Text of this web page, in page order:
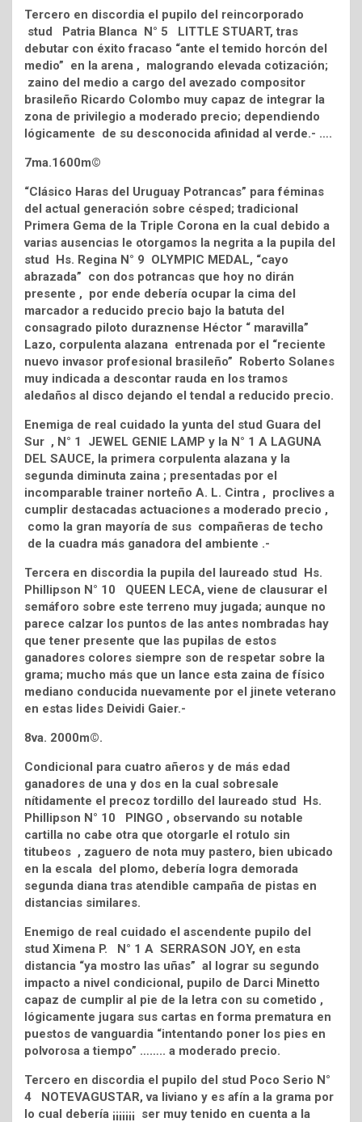
Tercero en discordia el pupilo del reincorporado
stud Patria Blanca N° 5 LITTLE STUART, tras
debutar con éxito fracaso “ante el temido horcón del
medio” en la arena , malogrando elevada cotización;
zaino del medio a cargo del avezado compositor
brasileño Ricardo Colombo muy capaz de integrar la
zona de privilegio a moderado precio; dependiendo
lógicamente de su desconocida afinidad al verde.- ….
7ma.1600m©
“Clásico Haras del Uruguay Potrancas” para féminas
del actual generación sobre césped; tradicional
Primera Gema de la Triple Corona en la cual debido a
varias ausencias le otorgamos la negrita a la pupila del
stud Hs. Regina N° 9 OLYMPIC MEDAL, “cayo
abrazada” con dos potrancas que hoy no dirán
presente , por ende debería ocupar la cima del
marcador a reducido precio bajo la batuta del
consagrado piloto duraznense Héctor “ maravilla”
Lazo, corpulenta alazana entrenada por el “reciente
nuevo invasor profesional brasileño” Roberto Solanes
muy indicada a descontar rauda en los tramos
aledaños al disco dejando el tendal a reducido precio.
Enemiga de real cuidado la yunta del stud Guara del
Sur , N° 1 JEWEL GENIE LAMP y la N° 1 A LAGUNA
DEL SAUCE, la primera corpulenta alazana y la
segunda diminuta zaina ; presentadas por el
incomparable trainer norteño A. L. Cintra , proclives a
cumplir destacadas actuaciones a moderado precio ,
como la gran mayoría de sus compañeras de techo
de la cuadra más ganadora del ambiente .-
Tercera en discordia la pupila del laureado stud Hs.
Phillipson N° 10 QUEEN LECA, viene de clausurar el
semáforo sobre este terreno muy jugada; aunque no
parece calzar los puntos de las antes nombradas hay
que tener presente que las pupilas de estos
ganadores colores siempre son de respetar sobre la
grama; mucho más que un lance esta zaina de físico
mediano conducida nuevamente por el jinete veterano
en estas lides Deividi Gaier.-
8va. 2000m©.
Condicional para cuatro añeros y de más edad
ganadores de una y dos en la cual sobresale
nítidamente el precoz tordillo del laureado stud Hs.
Phillipson N° 10 PINGO , observando su notable
cartilla no cabe otra que otorgarle el rotulo sin
titubeos , zaguero de nota muy pastero, bien ubicado
en la escala del plomo, debería logra demorada
segunda diana tras atendible campaña de pistas en
distancias similares.
Enemigo de real cuidado el ascendente pupilo del
stud Ximena P. N° 1 A SERRASON JOY, en esta
distancia “ya mostro las uñas” al lograr su segundo
impacto a nivel condicional, pupilo de Darci Minetto
capaz de cumplir al pie de la letra con su cometido ,
lógicamente jugara sus cartas en forma prematura en
puestos de vanguardia “intentando poner los pies en
polvorosa a tiempo” …….. a moderado precio.
Tercero en discordia el pupilo del stud Poco Serio N°
4 NOTEVAGUSTAR, va liviano y es afín a la grama por
lo cual debería ¡¡¡¡¡¡¡ ser muy tenido en cuenta a la